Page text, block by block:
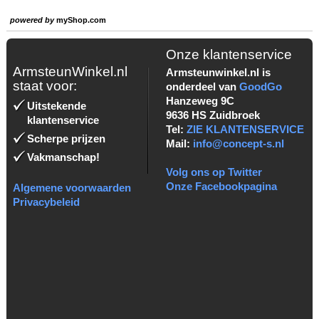
powered bymyShop.com
ArmsteunWinkel.nl
staat voor:
Uitstekende
klantenservice
Scherpe prijzen
Vakmanschap!
Algemene voorwaarden
Privacybeleid
Onze klantenservice
Armsteunwinkel.nl is
onderdeel van GoodGo
Hanzeweg 9C
9636 HS Zuidbroek
Tel: ZIE KLANTENSERVICE
Mail: info@concept-s.nl
Volg ons op Twitter
Onze Facebookpagina